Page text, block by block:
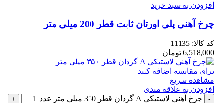
افزودن به سبد خرید
چرخ آهنی پلی اورتان ثابت قطر 200 میلی متر
کد کالا: 11135
6,518,000 تومان
برای مقایسه اضافه کنید
مشاهده سریع
افزودن به علاقه مندی
چرخ آهنی لاستیکی A گردان قطر 350 میلی متر عدد